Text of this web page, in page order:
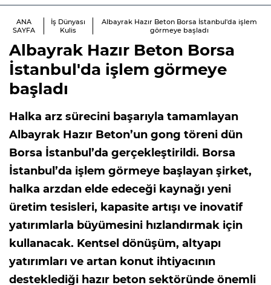
ANA
SAYFA
İş Dünyası
Kulis
Albayrak Hazır Beton Borsa İstanbul'da işlem
görmeye başladı
Albayrak Hazır Beton Borsa
İstanbul'da işlem görmeye
başladı
Halka arz sürecini başarıyla tamamlayan
Albayrak Hazır Beton’un gong töreni dün
Borsa İstanbul’da gerçekleştirildi. Borsa
İstanbul’da işlem görmeye başlayan şirket,
halka arzdan elde edeceği kaynağı yeni
üretim tesisleri, kapasite artışı ve inovatif
yatırımlarla büyümesini hızlandırmak için
kullanacak. Kentsel dönüşüm, altyapı
yatırımları ve artan konut ihtiyacının
desteklediği hazır beton sektöründe önemli